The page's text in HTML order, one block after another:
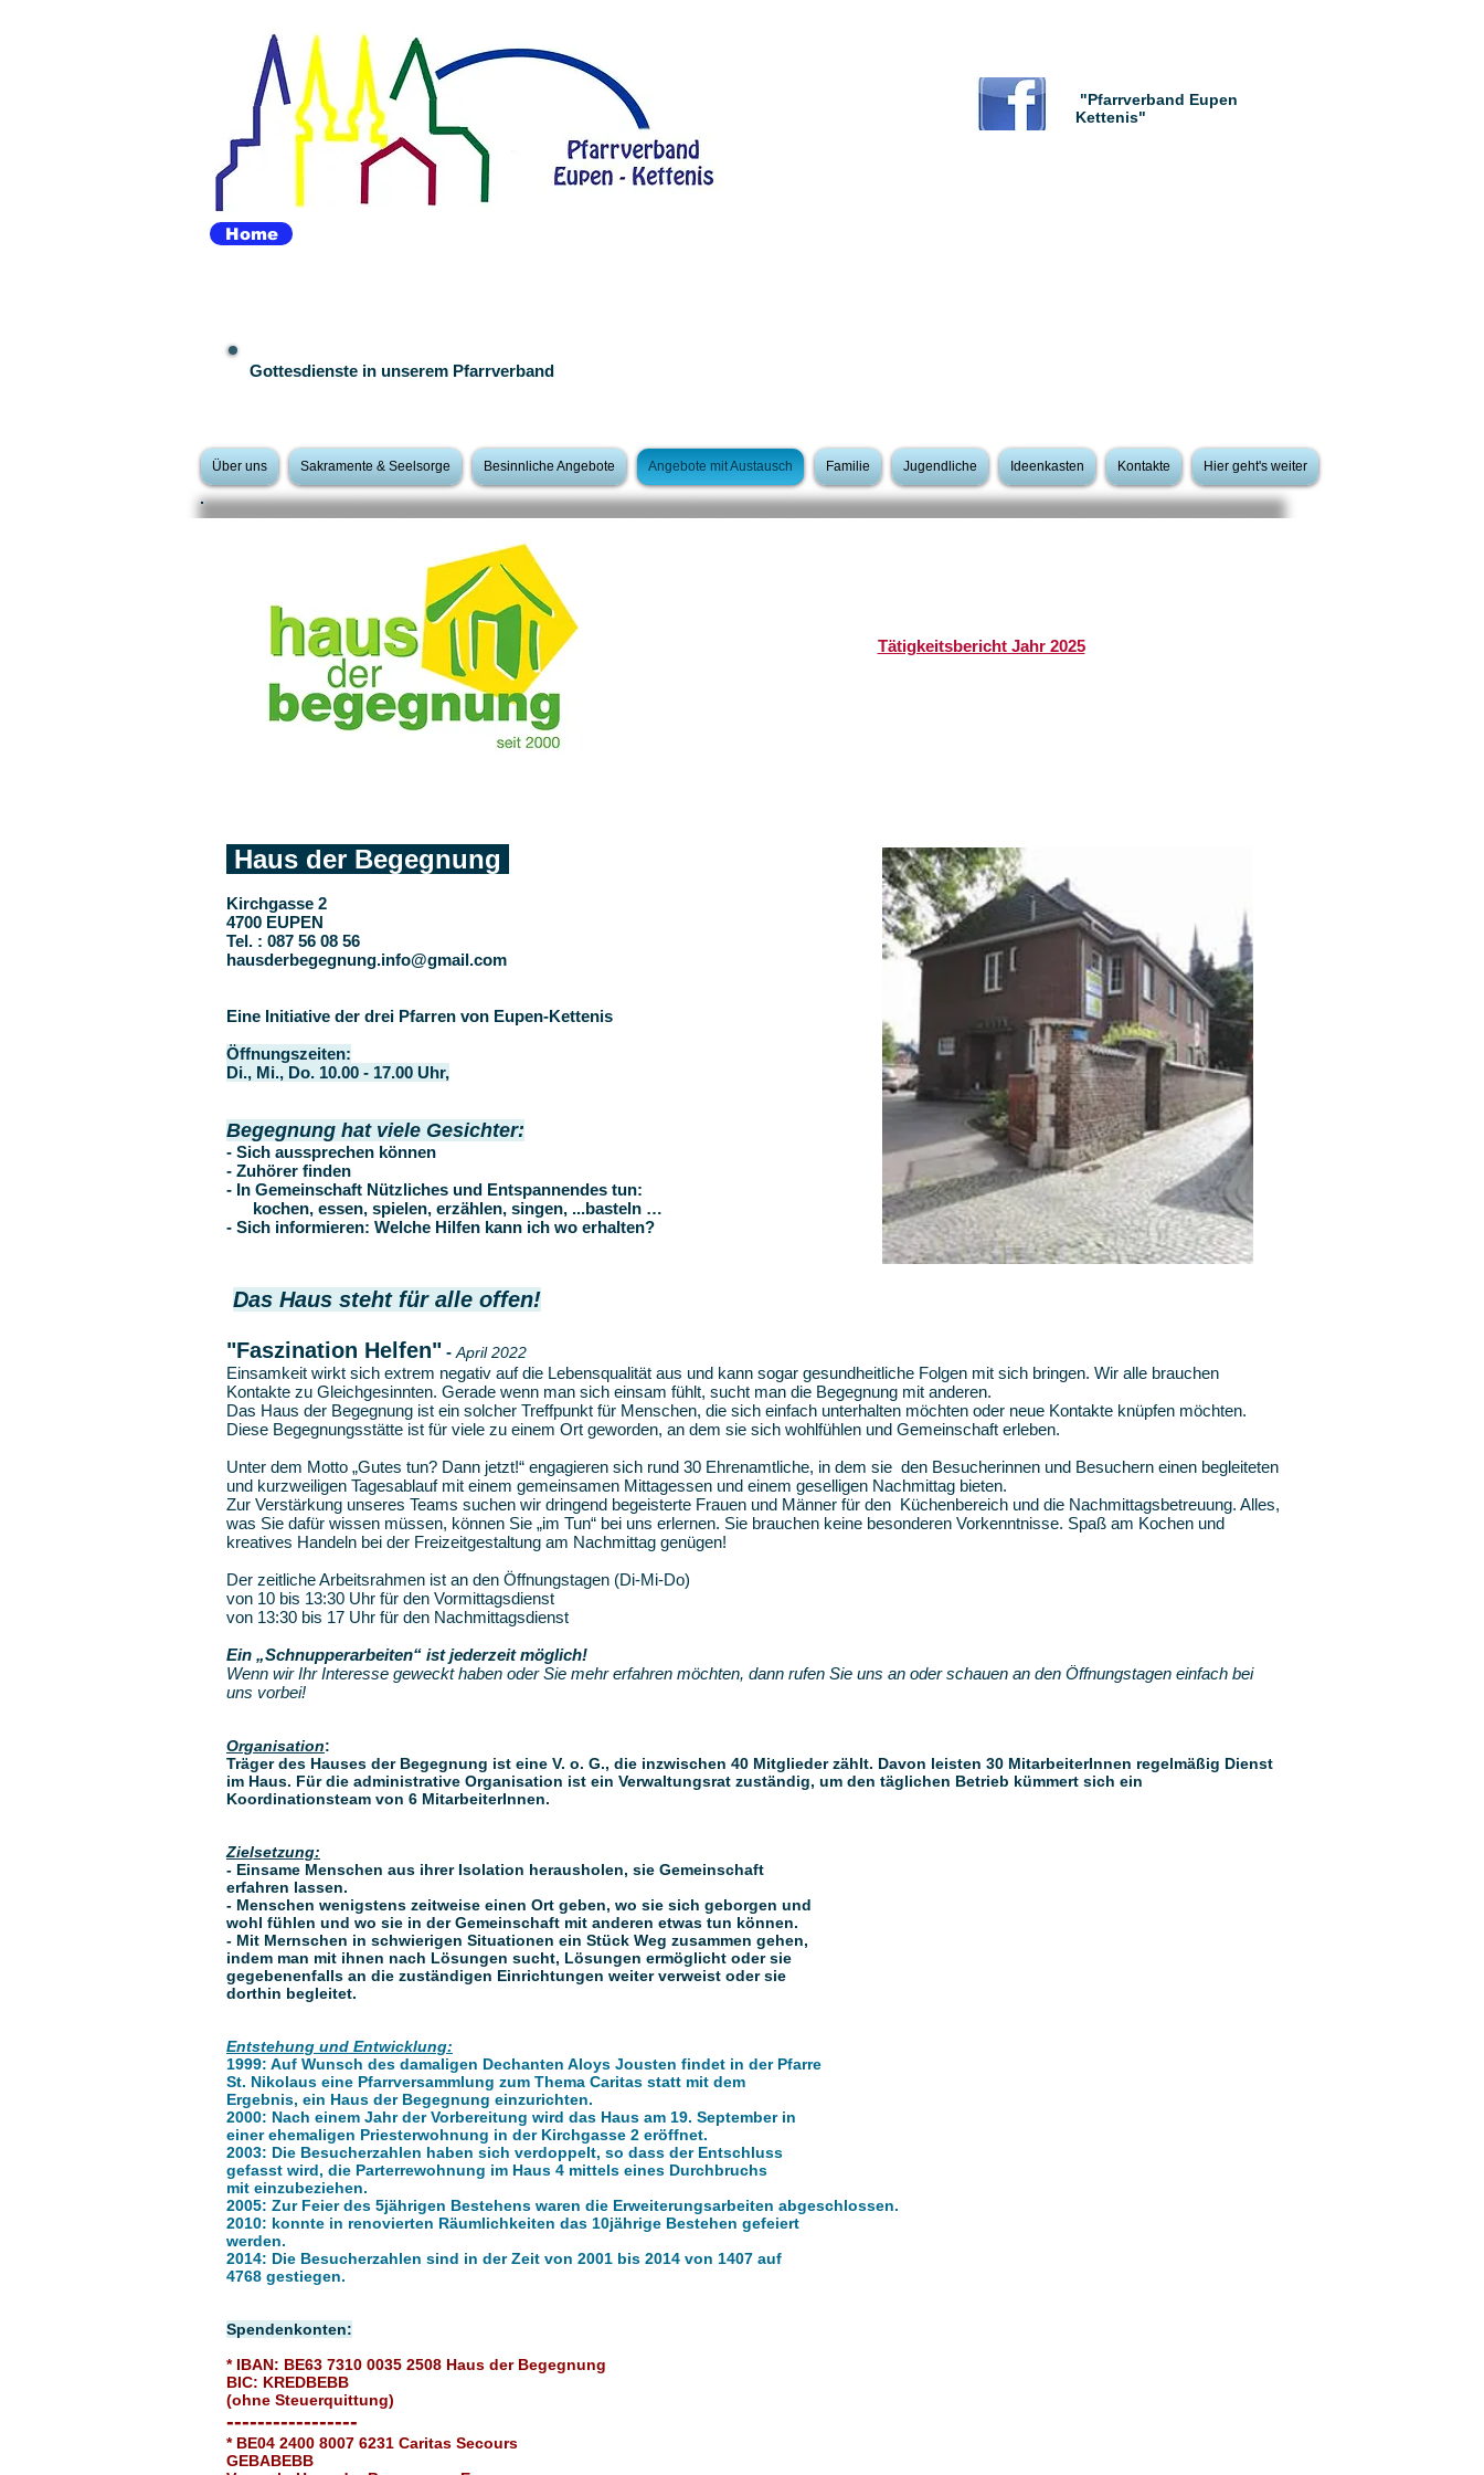
"Pfarrverband Eupen
Kettenis"
Home
Gottesdienste in unserem Pfarrverband
Über uns Sakramente & Seelsorge Besinnliche Angebote Angebote mit Austausch Familie Jugendliche Ideenkasten Kontakte Hier geht's weiter
Tätigkeitsbericht Jahr 2025
Haus der Begegnung
Kirchgasse 2
4700 EUPEN
Tel. : 087 56 08 56
hausderbegegnung.info@gmail.com
Eine Initiative der drei Pfarren von Eupen-Kettenis
Öffnungszeiten:
Di., Mi., Do. 10.00 - 17.00 Uhr,
Begegnung hat viele Gesichter:
- Sich aussprechen können
- Zuhörer finden
- In Gemeinschaft Nützliches und Entspannendes tun:
kochen, essen, spielen, erzählen, singen, ...basteln …
- Sich informieren: Welche Hilfen kann ich wo erhalten?
Das Haus steht für alle offen!
"Faszination Helfen" - April 2022
Einsamkeit wirkt sich extrem negativ auf die Lebensqualität aus und kann sogar gesundheitliche Folgen mit sich bringen. Wir alle brauchen
Kontakte zu Gleichgesinnten. Gerade wenn man sich einsam fühlt, sucht man die Begegnung mit anderen.
Das Haus der Begegnung ist ein solcher Treffpunkt für Menschen, die sich einfach unterhalten möchten oder neue Kontakte knüpfen möchten.
Diese Begegnungsstätte ist für viele zu einem Ort geworden, an dem sie sich wohlfühlen und Gemeinschaft erleben.
Unter dem Motto „Gutes tun? Dann jetzt!“ engagieren sich rund 30 Ehrenamtliche, in dem sie den Besucherinnen und Besuchern einen begleiteten
und kurzweiligen Tagesablauf mit einem gemeinsamen Mittagessen und einem geselligen Nachmittag bieten.
Zur Verstärkung unseres Teams suchen wir dringend begeisterte Frauen und Männer für den Küchenbereich und die Nachmittagsbetreuung. Alles,
was Sie dafür wissen müssen, können Sie „im Tun“ bei uns erlernen. Sie brauchen keine besonderen Vorkenntnisse. Spaß am Kochen und
kreatives Handeln bei der Freizeitgestaltung am Nachmittag genügen!
Der zeitliche Arbeitsrahmen ist an den Öffnungstagen (Di-Mi-Do)
von 10 bis 13:30 Uhr für den Vormittagsdienst
von 13:30 bis 17 Uhr für den Nachmittagsdienst
Ein „Schnupperarbeiten“ ist jederzeit möglich!
Wenn wir Ihr Interesse geweckt haben oder Sie mehr erfahren möchten, dann rufen Sie uns an oder schauen an den Öffnungstagen einfach bei
uns vorbei!
Organisation:
Träger des Hauses der Begegnung ist eine V. o. G., die inzwischen 40 Mitglieder zählt. Davon leisten 30 MitarbeiterInnen regelmäßig Dienst
im Haus. Für die administrative Organisation ist ein Verwaltungsrat zuständig, um den täglichen Betrieb kümmert sich ein
Koordinationsteam von 6 MitarbeiterInnen.
Zielsetzung:
- Einsame Menschen aus ihrer Isolation herausholen, sie Gemeinschaft
erfahren lassen.
- Menschen wenigstens zeitweise einen Ort geben, wo sie sich geborgen und
wohl fühlen und wo sie in der Gemeinschaft mit anderen etwas tun können.
- Mit Mernschen in schwierigen Situationen ein Stück Weg zusammen gehen,
indem man mit ihnen nach Lösungen sucht, Lösungen ermöglicht oder sie
gegebenenfalls an die zuständigen Einrichtungen weiter verweist oder sie
dorthin begleitet.
Entstehung und Entwicklung:
1999: Auf Wunsch des damaligen Dechanten Aloys Jousten findet in der Pfarre
St. Nikolaus eine Pfarrversammlung zum Thema Caritas statt mit dem
Ergebnis, ein Haus der Begegnung einzurichten.
2000: Nach einem Jahr der Vorbereitung wird das Haus am 19. September in
einer ehemaligen Priesterwohnung in der Kirchgasse 2 eröffnet.
2003: Die Besucherzahlen haben sich verdoppelt, so dass der Entschluss
gefasst wird, die Parterrewohnung im Haus 4 mittels eines Durchbruchs
mit einzubeziehen.
2005: Zur Feier des 5jährigen Bestehens waren die Erweiterungsarbeiten abgeschlossen.
2010: konnte in renovierten Räumlichkeiten das 10jährige Bestehen gefeiert
werden.
2014: Die Besucherzahlen sind in der Zeit von 2001 bis 2014 von 1407 auf
4768 gestiegen.
Spendenkonten:
* IBAN: BE63 7310 0035 2508 Haus der Begegnung
BIC: KREDBEBB
(ohne Steuerquittung)
-----------------
* BE04 2400 8007 6231 Caritas Secours
GEBABEBB